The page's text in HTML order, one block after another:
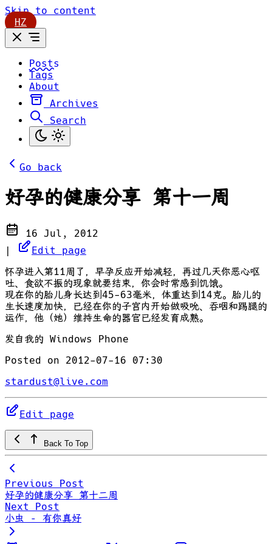
Skip to content
HZ
Posts
Tags
About
Archives
Search
Go back
好孕的健康分享 第十一周
16 Jul, 2012
|
Edit page
怀孕进入第11周了，早孕反应开始减轻，再过几天你恶心呕
吐、食欲不振的现象就要结束，你会时常感到饥饿。
现在你的胎儿身长达到45-63毫米，体重达到14克。胎儿的
生长速度加快，已经在你的子宫内开始做吸吮、吞咽和踢腿的
运作，他（她）维持生命的器官已经发育成熟。
发自我的 Windows Phone
Posted on 2012-07-16 07:30
stardust@live.com
Edit page
Back To Top
Previous Post
好孕的健康分享 第十二周
Next Post
小虫 – 有你真好